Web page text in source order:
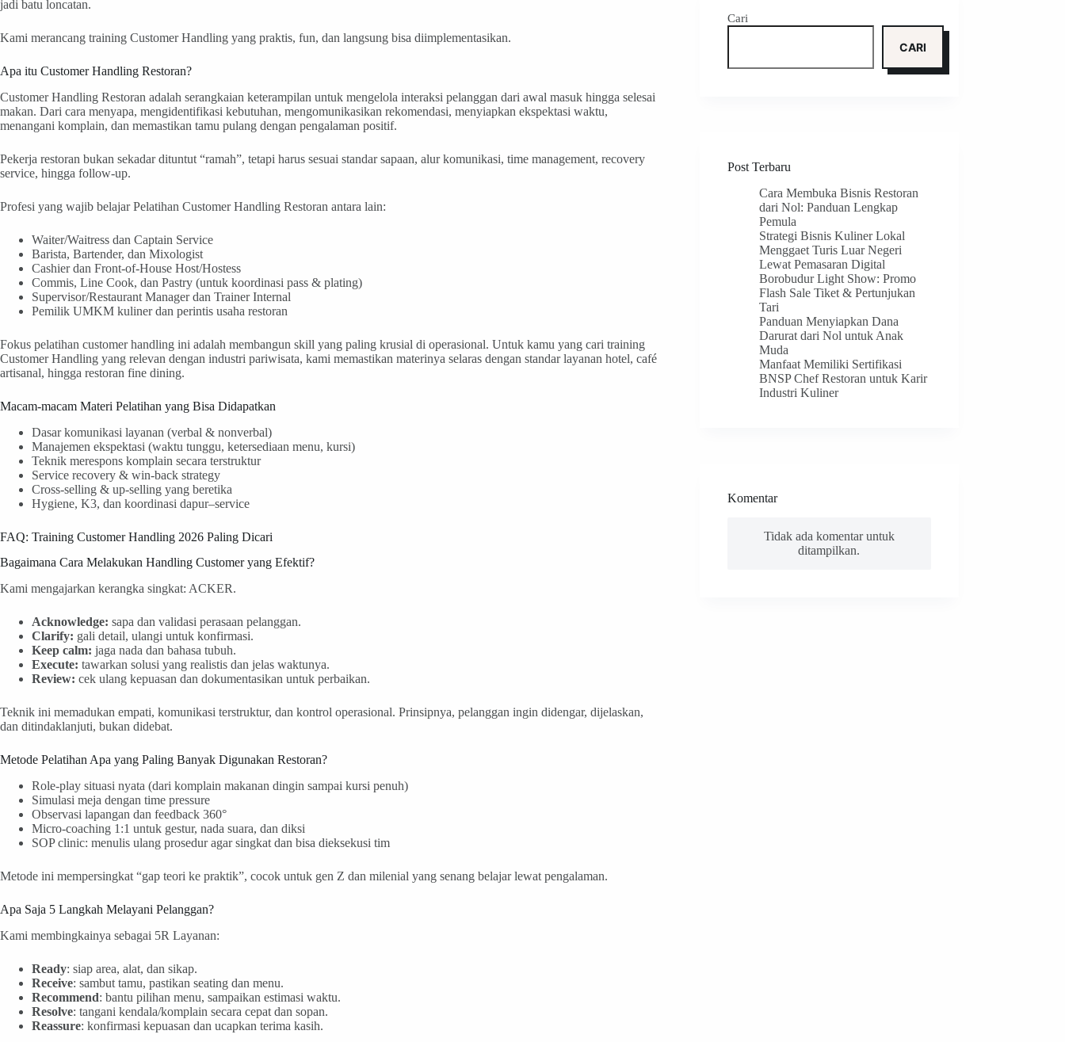
jadi batu loncatan.
Kami merancang training Customer Handling yang praktis, fun, dan langsung bisa diimplementasikan.
Apa itu Customer Handling Restoran?
Customer Handling Restoran adalah serangkaian keterampilan untuk mengelola interaksi pelanggan dari awal masuk hingga selesai
makan. Dari cara menyapa, mengidentifikasi kebutuhan, mengomunikasikan rekomendasi, menyiapkan ekspektasi waktu,
menangani komplain, dan memastikan tamu pulang dengan pengalaman positif.
Pekerja restoran bukan sekadar dituntut “ramah”, tetapi harus sesuai standar sapaan, alur komunikasi, time management, recovery
service, hingga follow-up.
Profesi yang wajib belajar Pelatihan Customer Handling Restoran antara lain:
Waiter/Waitress dan Captain Service
Barista, Bartender, dan Mixologist
Cashier dan Front-of-House Host/Hostess
Commis, Line Cook, dan Pastry (untuk koordinasi pass & plating)
Supervisor/Restaurant Manager dan Trainer Internal
Pemilik UMKM kuliner dan perintis usaha restoran
Fokus pelatihan customer handling ini adalah membangun skill yang paling krusial di operasional. Untuk kamu yang cari training
Customer Handling yang relevan dengan industri pariwisata, kami memastikan materinya selaras dengan standar layanan hotel, café
artisanal, hingga restoran fine dining.
Macam-macam Materi Pelatihan yang Bisa Didapatkan
Dasar komunikasi layanan (verbal & nonverbal)
Manajemen ekspektasi (waktu tunggu, ketersediaan menu, kursi)
Teknik merespons komplain secara terstruktur
Service recovery & win-back strategy
Cross-selling & up-selling yang beretika
Hygiene, K3, dan koordinasi dapur–service
FAQ: Training Customer Handling 2026 Paling Dicari
Bagaimana Cara Melakukan Handling Customer yang Efektif?
Kami mengajarkan kerangka singkat: ACKER.
Acknowledge: sapa dan validasi perasaan pelanggan.
Clarify: gali detail, ulangi untuk konfirmasi.
Keep calm: jaga nada dan bahasa tubuh.
Execute: tawarkan solusi yang realistis dan jelas waktunya.
Review: cek ulang kepuasan dan dokumentasikan untuk perbaikan.
Teknik ini memadukan empati, komunikasi terstruktur, dan kontrol operasional. Prinsipnya, pelanggan ingin didengar, dijelaskan,
dan ditindaklanjuti, bukan didebat.
Metode Pelatihan Apa yang Paling Banyak Digunakan Restoran?
Role-play situasi nyata (dari komplain makanan dingin sampai kursi penuh)
Simulasi meja dengan time pressure
Observasi lapangan dan feedback 360°
Micro-coaching 1:1 untuk gestur, nada suara, dan diksi
SOP clinic: menulis ulang prosedur agar singkat dan bisa dieksekusi tim
Metode ini mempersingkat “gap teori ke praktik”, cocok untuk gen Z dan milenial yang senang belajar lewat pengalaman.
Apa Saja 5 Langkah Melayani Pelanggan?
Kami membingkainya sebagai 5R Layanan:
Ready: siap area, alat, dan sikap.
Receive: sambut tamu, pastikan seating dan menu.
Recommend: bantu pilihan menu, sampaikan estimasi waktu.
Resolve: tangani kendala/komplain secara cepat dan sopan.
Reassure: konfirmasi kepuasan dan ucapkan terima kasih.
Cari
CARI
Post Terbaru
Cara Membuka Bisnis Restoran
dari Nol: Panduan Lengkap
Pemula
Strategi Bisnis Kuliner Lokal
Menggaet Turis Luar Negeri
Lewat Pemasaran Digital
Borobudur Light Show: Promo
Flash Sale Tiket & Pertunjukan
Tari
Panduan Menyiapkan Dana
Darurat dari Nol untuk Anak
Muda
Manfaat Memiliki Sertifikasi
BNSP Chef Restoran untuk Karir
Industri Kuliner
Komentar
Tidak ada komentar untuk
ditampilkan.